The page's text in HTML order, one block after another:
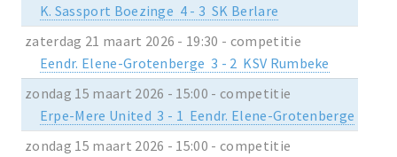
K. Sassport Boezinge 4 - 3 SK Berlare
zaterdag 21 maart 2026 - 19:30 - competitie
Eendr. Elene-Grotenberge 3 - 2 KSV Rumbeke
zondag 15 maart 2026 - 15:00 - competitie
Erpe-Mere United 3 - 1 Eendr. Elene-Grotenberge
zondag 15 maart 2026 - 15:00 - competitie